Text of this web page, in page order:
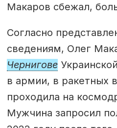
Макаров сбежал,
Согласно
сведениям, Олег
Чернигове
в армии, в ракетных
проходила на
Мужчина запросил